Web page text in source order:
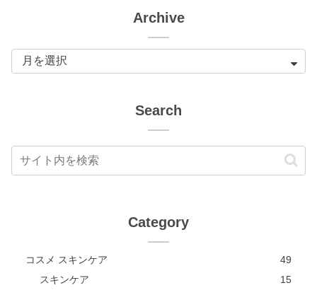
Archive
Search
Category
コスメ スキンケア
49
スキンケア
15